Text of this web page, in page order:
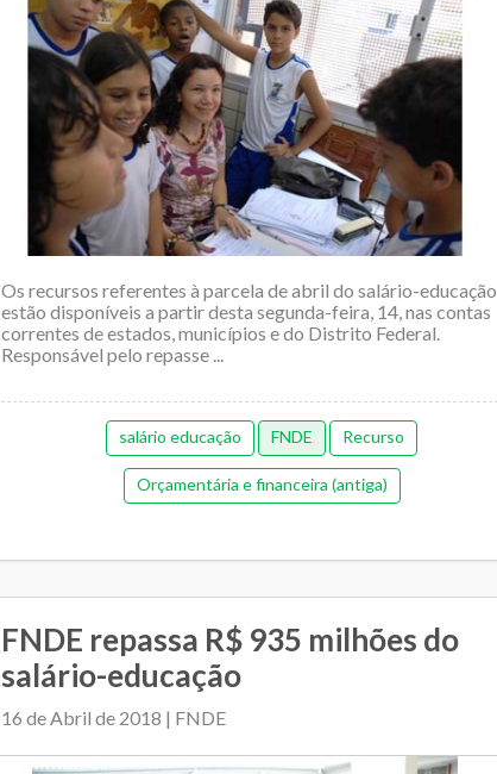
Os recursos referentes à parcela de abril do salário-educação
estão disponíveis a partir desta segunda-feira, 14, nas contas
correntes de estados, municípios e do Distrito Federal.
Responsável pelo repasse ...
salário educação FNDE Recurso
Orçamentária e financeira (antiga)
FNDE repassa R$ 935 milhões do
salário-educação
16 de Abril de 2018 | FNDE